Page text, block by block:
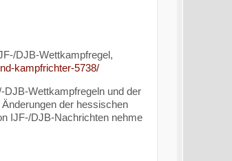
DJB-Wettkampfregel,
kampfrichter-5738/
DJB-Wettkampfregeln und der
der hessischen
IJF-/DJB-Nachrichten nehme